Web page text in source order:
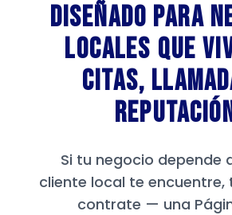
Diseñado para
locales que
citas,
Si tu negocio depende
cliente local te encuentre,
contrate — una